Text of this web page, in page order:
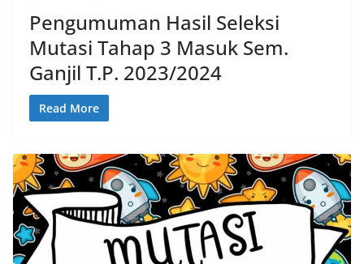
Pengumuman Hasil Seleksi
Mutasi Tahap 3 Masuk Sem.
Ganjil T.P. 2023/2024
Read More